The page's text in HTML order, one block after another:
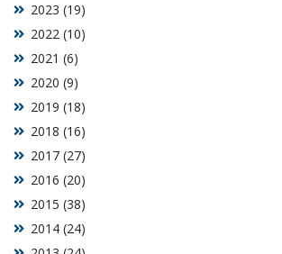
2014 (24)
2015 (38)
2016 (20)
2017 (27)
2018 (16)
2019 (18)
2020 (9)
2021 (6)
2022 (10)
2023 (19)